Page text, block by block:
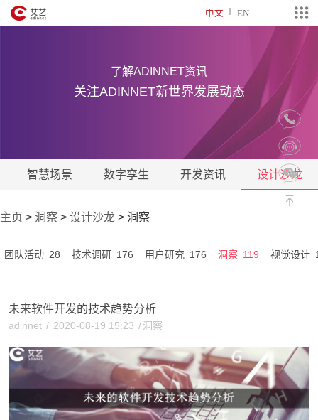
中文 EN
了解ADINNET资讯
关注ADINNET新世界发展动态
智慧场景 数字孪生 开发资讯 设计沙龙
主页 > 洞察 > 设计沙龙 > 洞察
团队活动 28 技术调研 176 用户研究 176 洞察 119 视觉设计
未来软件开发的技术趋势分析
adinnet / 2020-08-19 15:23 /洞察